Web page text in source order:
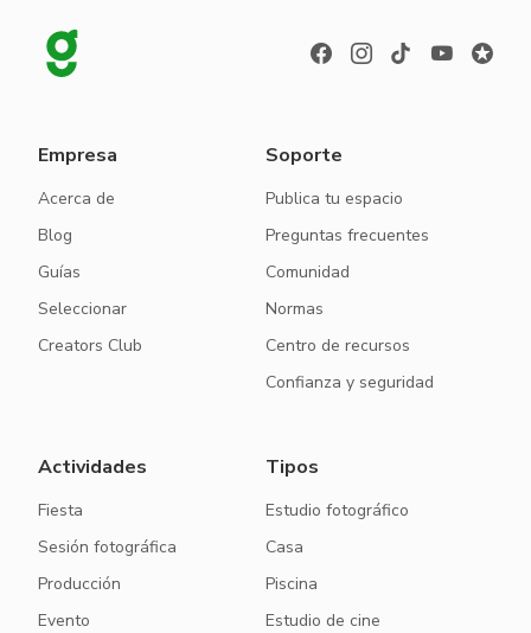
Empresa
Acerca de
Blog
Guías
Seleccionar
Creators Club
Soporte
Publica tu espacio
Preguntas frecuentes
Comunidad
Normas
Centro de recursos
Confianza y seguridad
Actividades
Fiesta
Sesión fotográfica
Producción
Evento
Tipos
Estudio fotográfico
Casa
Piscina
Estudio de cine